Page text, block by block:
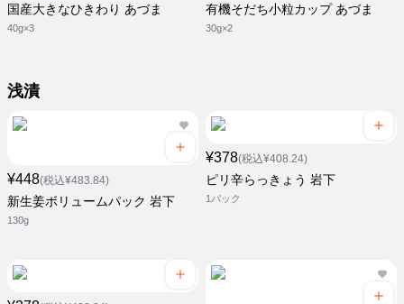
国産大きなひきわり あづま
40g×3
有機そだち小粒カップ あづま
30g×2
浅漬
¥448(税込¥483.84)
新生姜ボリュームパック 岩下
130g
¥378(税込¥408.24)
ピリ辛らっきょう 岩下
1パック